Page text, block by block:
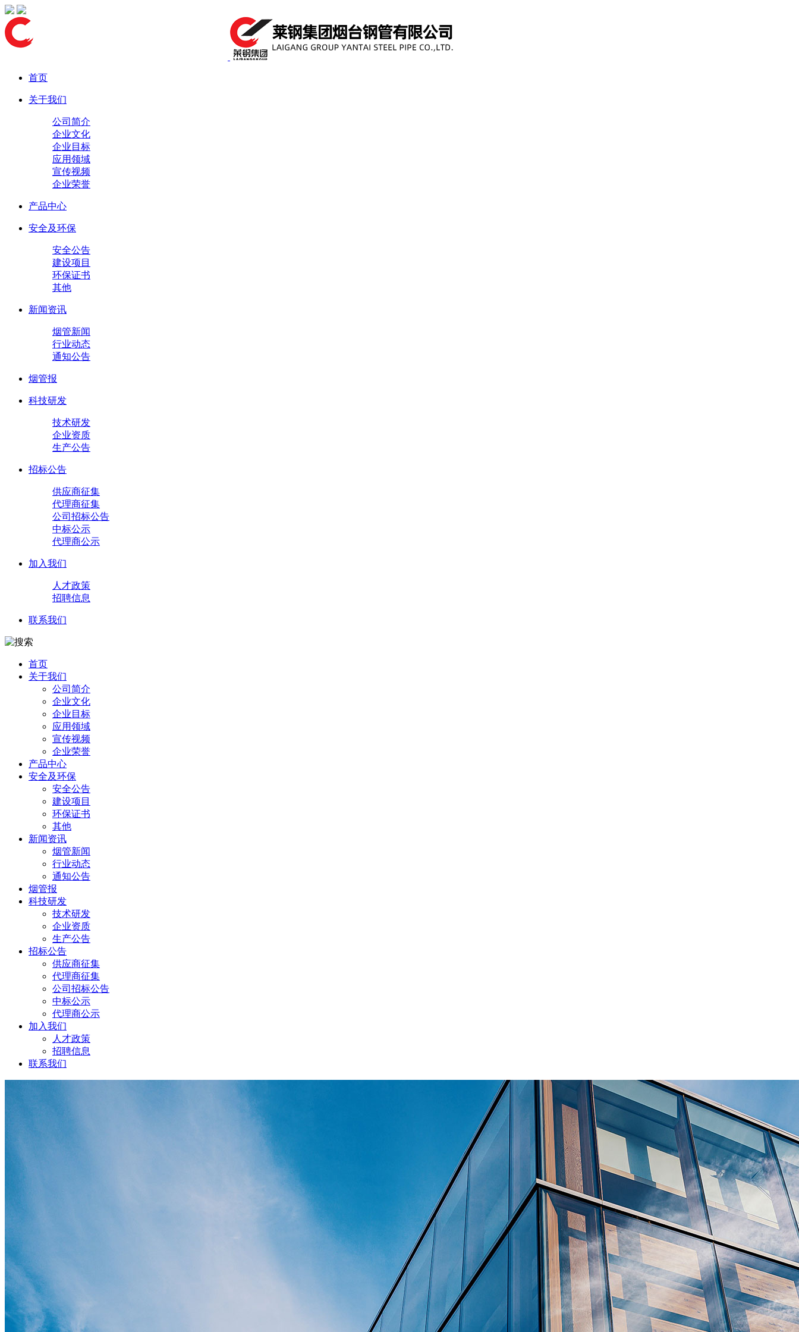
首页
关于我们
公司简介
企业文化
企业目标
应用领域
宣传视频
企业荣誉
产品中心
安全及环保
安全公告
建设项目
环保证书
其他
新闻资讯
烟管新闻
行业动态
通知公告
烟管报
科技研发
技术研发
企业资质
生产公告
招标公告
供应商征集
代理商征集
公司招标公告
中标公示
代理商公示
加入我们
人才政策
招聘信息
联系我们
首页
关于我们
公司简介
企业文化
企业目标
应用领域
宣传视频
企业荣誉
产品中心
安全及环保
安全公告
建设项目
环保证书
其他
新闻资讯
烟管新闻
行业动态
通知公告
烟管报
科技研发
技术研发
企业资质
生产公告
招标公告
供应商征集
代理商征集
公司招标公告
中标公示
代理商公示
加入我们
人才政策
招聘信息
联系我们